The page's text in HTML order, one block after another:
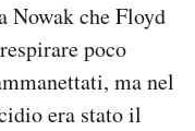
Nowak che Floyd
poco
ma nel
era stato il